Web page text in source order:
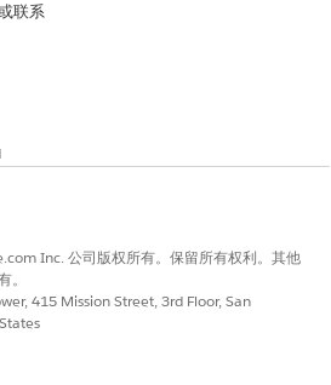
是否解决您的问题？
联系
Inc. 公司版权所有。保留所有权利。其他
415 Mission Street, 3rd Floor, San